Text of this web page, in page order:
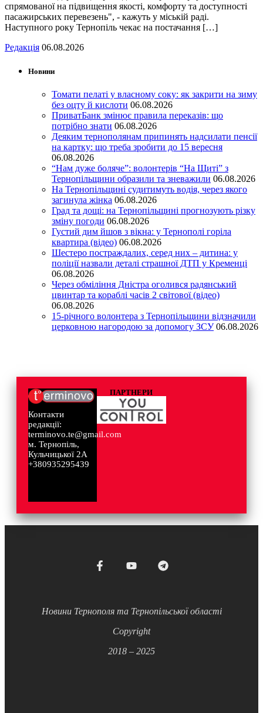
спрямованої на підвищення якості, комфорту та доступності
пасажирських перевезень", - кажуть у міській раді.
Наступного року Тернопіль чекає на постачання […]
Редакція 06.08.2026
Новини
Томати пелаті у власному соку: як закрити на зиму
без оцту й кислоти 06.08.2026
ПриватБанк змінює правила переказів: що
потрібно знати 06.08.2026
Деяким тернополянам припинять надсилати пенсії
на картку: що треба зробити до 15 вересня
06.08.2026
“Нам дуже боляче”: волонтерів “На Щиті” з
Тернопільщини образили та зневажили 06.08.2026
На Тернопільщині судитимуть водія, через якого
загинула жінка 06.08.2026
Град та дощі: на Тернопільщині прогнозують різку
зміну погоди 06.08.2026
Густий дим йшов з вікна: у Тернополі горіла
квартира (відео) 06.08.2026
Шестеро постраждалих, серед них – дитина: у
поліції назвали деталі страшної ДТП у Кременці
06.08.2026
Через обміління Дністра оголився радянський
цвинтар та кораблі часів 2 світової (відео)
06.08.2026
15-річного волонтера з Тернопільщини відзначили
церковною нагородою за допомогу ЗСУ 06.08.2026
Контакти
редакції:
terminovo.te@gmail.com
м. Тернопіль,
Кульчицької 2А
+380935295439
ПАРТНЕРИ
Новини Тернополя та Тернопільської області
Copyright
2018 – 2025